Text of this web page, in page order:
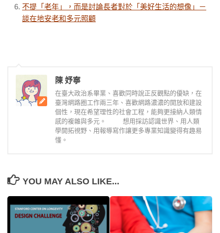
不提「老年」，而是討論長者對於「美好生活的想像」－
談在地安老和多元照顧
陳 妤寧
在臺大政治系畢業、喜歡同時說正反觀點的優缺，在
臺灣網路圈工作兩三年、喜歡網路濃濃的開放和建設
個性，現在希望理性的社會工程，能夠更接納人類情
感的複雜與多元。 想用採訪認識世界、用人類
學開拓視野、用報導寫作讓更多專業知識變得有趣易
懂。
YOU MAY ALSO LIKE...